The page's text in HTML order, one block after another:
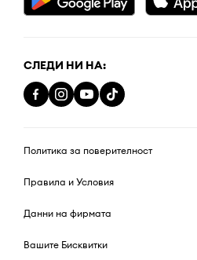
СЛЕДИ НИ НА:
Политика за поверителност
Правила и Условия
Данни на фирмата
Вашите Бисквитки